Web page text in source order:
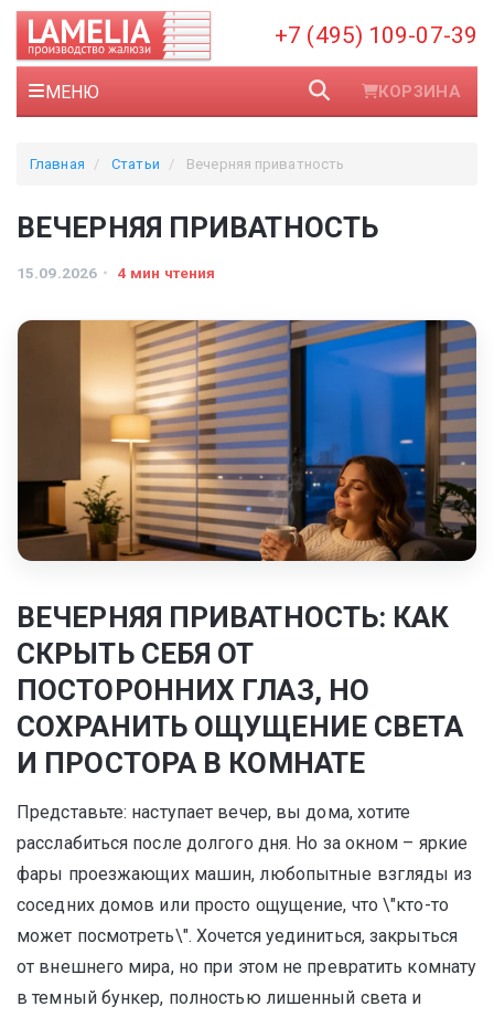
+7 (495) 109-07-39
МЕНЮ КОРЗИНА
Главная Статьи Вечерняя приватность
ВЕЧЕРНЯЯ ПРИВАТНОСТЬ
15.09.2026 4 мин чтения
ВЕЧЕРНЯЯ ПРИВАТНОСТЬ: КАК
СКРЫТЬ СЕБЯ ОТ
ПОСТОРОННИХ ГЛАЗ, НО
СОХРАНИТЬ ОЩУЩЕНИЕ СВЕТА
И ПРОСТОРА В КОМНАТЕ
Представьте: наступает вечер, вы дома, хотите
расслабиться после долгого дня. Но за окном – яркие
фары проезжающих машин, любопытные взгляды из
соседних домов или просто ощущение, что \"кто-то
может посмотреть\". Хочется уединиться, закрыться
от внешнего мира, но при этом не превратить комнату
в темный бункер, полностью лишенный света и